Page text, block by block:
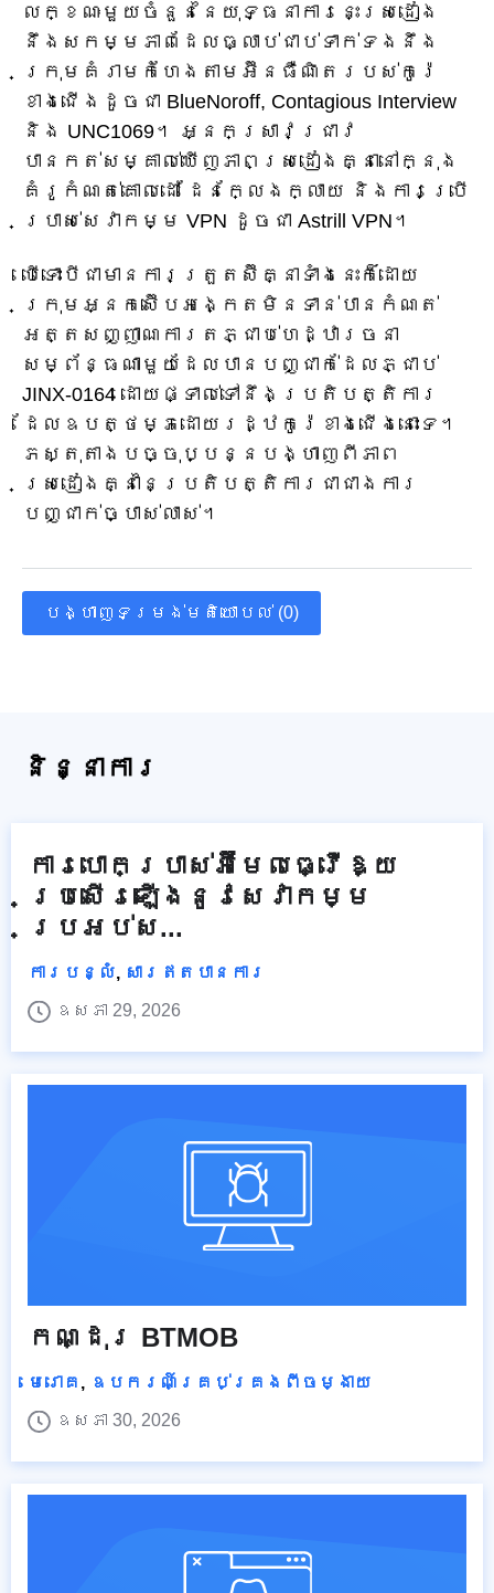
លក្ខណៈមួយចំនួននៃយុទ្ធនាការនេះស្រដៀង
នឹងសកម្មភាពដែលធ្លាប់ជាប់ទាក់ទងនឹង
ក្រុមគំរាមកំហែងតាមអ៊ីនធឺណិតរបស់កូរ៉េ
ខាងជើងដូចជា BlueNoroff, Contagious Interview
និង UNC1069។ អ្នកស្រាវជ្រាវ
បានកត់សម្គាល់ឃើញភាពស្រដៀងគ្នានៅក្នុង
គំរូកំណត់គោលដៅ ដែនក្លែងក្លាយ និងការប្រើ
ប្រាស់សេវាកម្ម VPN ដូចជា Astrill VPN។
បើទោះបីជាមានការត្រួតស៊ីគ្នាទាំងនេះក៏ដោយ
ក្រុមអ្នកស៊ើបអង្កេតមិនទាន់បានកំណត់
អត្តសញ្ញាណការតភ្ជាប់ហេដ្ឋារចនា
សម្ព័ន្ធណាមួយដែលបានបញ្ជាក់ដែលភ្ជាប់
JINX-0164 ដោយផ្ទាល់ទៅនឹងប្រតិបត្តិការ
ដែលឧបត្ថម្ភដោយរដ្ឋកូរ៉េខាងជើងនោះទេ។
ភស្តុតាងបច្ចុប្បន្នបង្ហាញពីភាព
ស្រដៀងគ្នានៃប្រតិបត្តិការជាជាងការ
បញ្ជាក់ច្បាស់លាស់។
បង្ហាញទម្រង់មតិយោបល់ (0)
និន្នាការ
ការបោកប្រាស់អ៊ីមែលធ្វើឱ្យ
ប្រសើរឡើងនូវសេវាកម្ម
ប្រអប់ស...
ការបន្លំ, សារឥតបានការ
ឧសភា 29, 2026
កណ្ដុរ BTMOB
មេរោគ , ឧបករណ៍គ្រប់គ្រងពីចម្ងាយ
ឧសភា 30, 2026